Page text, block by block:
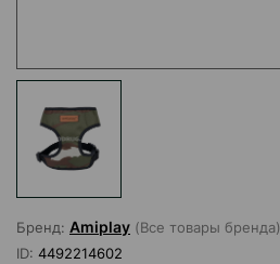
Бренд: Amiplay (Все товары бренда)
ID: 4492214602